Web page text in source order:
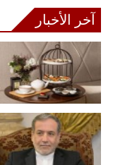
آخر الأخبار